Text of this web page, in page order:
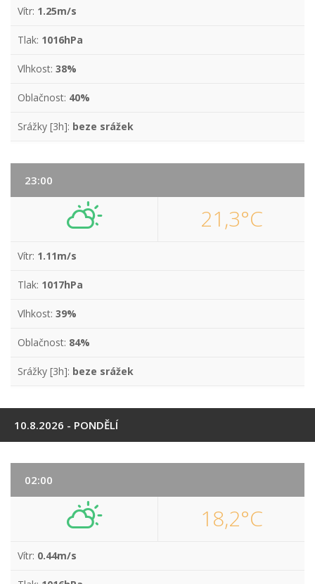
Vítr: 1.25m/s
Tlak: 1016hPa
Vlhkost: 38%
Oblačnost: 40%
Srážky [3h]: beze srážek
23:00
21,3°C
Vítr: 1.11m/s
Tlak: 1017hPa
Vlhkost: 39%
Oblačnost: 84%
Srážky [3h]: beze srážek
10.8.2026 - PONDĚLÍ
02:00
18,2°C
Vítr: 0.44m/s